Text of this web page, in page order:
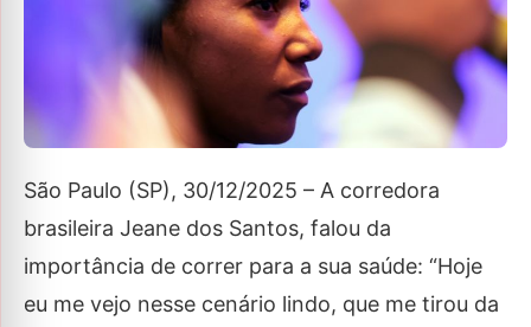
São Paulo (SP), 30/12/2025 – A corredora
brasileira Jeane dos Santos, falou da
importância de correr para a sua saúde: “Hoje
eu me vejo nesse cenário lindo, que me tirou da